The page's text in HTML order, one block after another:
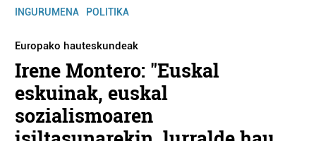
INGURUMENA POLITIKA
Europako hauteskundeak
Irene Montero: "Euskal
eskuinak, euskal
sozialismoaren